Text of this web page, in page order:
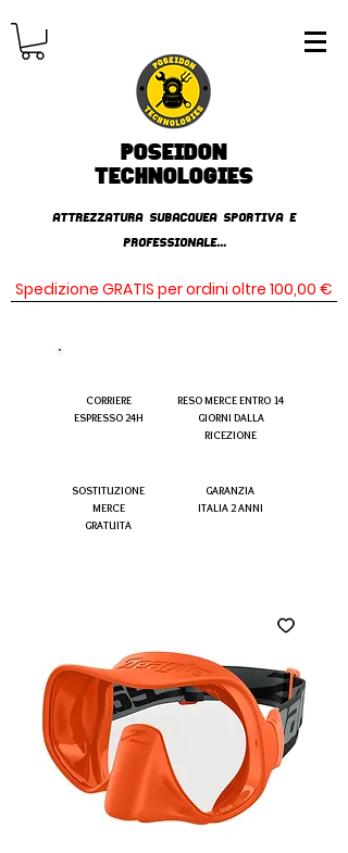
Poseidon
TECHNOLOGIES
AttrezzaturA subacqueA SPORTIVA E
PROFESSIONALE...
Spedizione GRATIS per ordini oltre 100,00 €
CORRIERE
ESPRESSO 24H
SOSTITUZIONE
MERCE
GRATUITA
RESO MERCE ENTRO 14
GIORNI DALLA
RICEZIONE
GARANZIA
ITALIA 2 ANNI